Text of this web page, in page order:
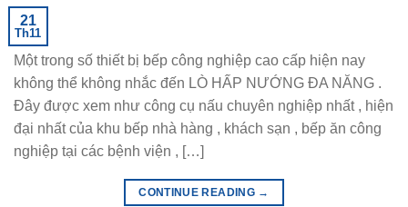
21
Th11
Một trong số thiết bị bếp công nghiệp cao cấp hiện nay
không thể không nhắc đến LÒ HẤP NƯỚNG ĐA NĂNG .
Đây được xem như công cụ nấu chuyên nghiệp nhất , hiện
đại nhất của khu bếp nhà hàng , khách sạn , bếp ăn công
nghiệp tại các bệnh viện , […]
CONTINUE READING →